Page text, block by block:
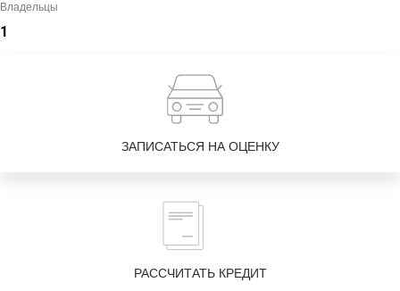
Владельцы
1
ЗАПИСАТЬСЯ НА ОЦЕНКУ
РАССЧИТАТЬ КРЕДИТ